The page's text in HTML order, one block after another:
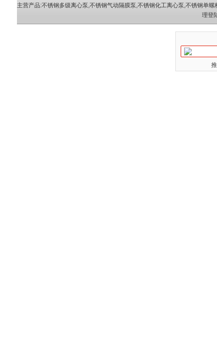
主营产品:不锈钢多级离心泵,不锈钢气动隔膜泵,不锈钢化工离心泵,不锈钢单螺
理登